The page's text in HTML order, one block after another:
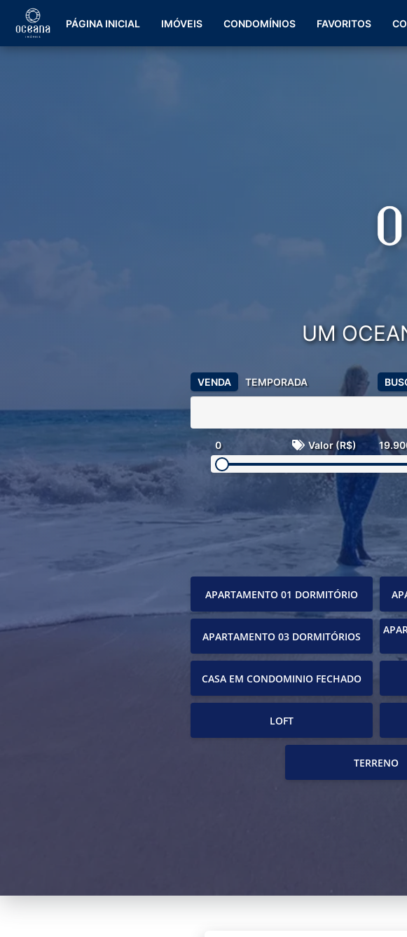
PÁGINA INICIAL IMÓVEIS CONDOMÍNIOS FAVORITOS
UM
VENDA TEMPORADA
0 Valor (R$)
APARTAMENTO 01 DORMITÓRIO
APARTAMENTO 03 DORMITÓRIOS
CASA EM CONDOMINIO FECHADO
LOFT
TERRENO